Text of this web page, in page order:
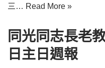
三… Read More »
同光同志長老
日主日週報